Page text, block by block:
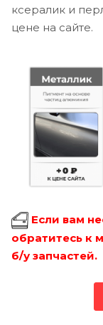
ксералик и
цене на сайте.
Если вам
обратитесь к
б/у запчастей.